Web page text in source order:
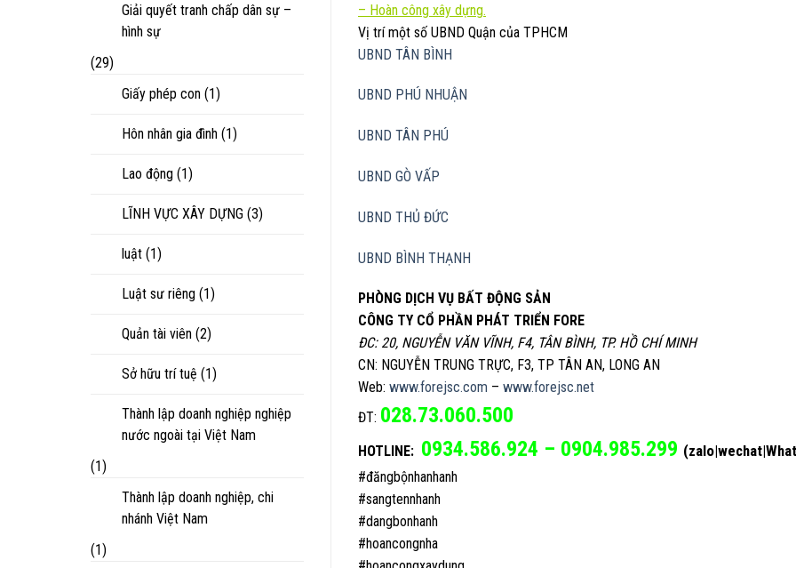
Giải quyết tranh chấp dân sự –
hình sự
(29)
Giấy phép con (1)
Hôn nhân gia đình (1)
Lao động (1)
LĨNH VỰC XÂY DỰNG (3)
luật (1)
Luật sư riêng (1)
Quản tài viên (2)
Sở hữu trí tuệ (1)
Thành lập doanh nghiệp nghiệp
nước ngoài tại Việt Nam
(1)
Thành lập doanh nghiệp, chi
nhánh Việt Nam
(1)
– Hoàn công xây dựng.
Vị trí một số UBND Quận của TPHCM
UBND TÂN BÌNH
UBND PHÚ NHUẬN
UBND TÂN PHÚ
UBND GÒ VẤP
UBND THỦ ĐỨC
UBND BÌNH THẠNH
PHÒNG DỊCH VỤ BẤT ĐỘNG SẢN
CÔNG TY CỔ PHẦN PHÁT TRIỂN FORE
ĐC: 20, NGUYỄN VĂN VĨNH, F4, TÂN BÌNH, TP. HỒ CHÍ MINH
CN: NGUYỄN TRUNG TRỰC, F3, TP TÂN AN, LONG AN
Web: www.forejsc.com – www.forejsc.net
ĐT: 028.73.060.500
HOTLINE: 0934.586.924 – 0904.985.299
#đăngbộnhanhanh
#sangtennhanh
#dangbonhanh
#hoancongnha